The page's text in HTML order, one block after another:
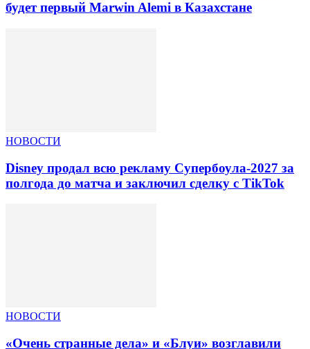
будет первый Marwin Alemi в Казахстане
НОВОСТИ
Disney продал всю рекламу Супербоула-2027 за
полгода до матча и заключил сделку с TikTok
НОВОСТИ
«Очень странные дела» и «Блуи» возглавили